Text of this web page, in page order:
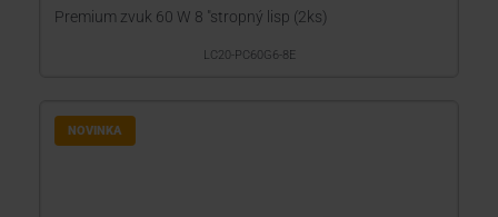
Premium zvuk 60 W 8 "stropný lisp (2ks)
LC20-PC60G6-8E
NOVINKA